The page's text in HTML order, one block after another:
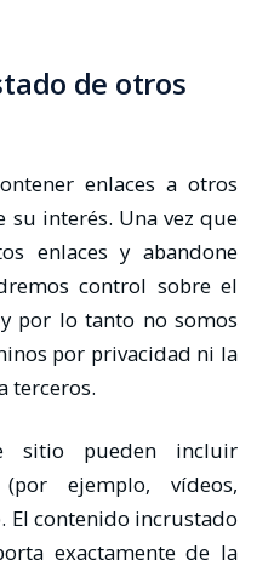
de otros
enlaces a otros
interés. Una vez que
enlaces y abandone
control sobre el
por lo tanto no somos
por privacidad ni la
terceros.
sitio pueden incluir
ejemplo, vídeos,
El contenido incrustado
exactamente de la